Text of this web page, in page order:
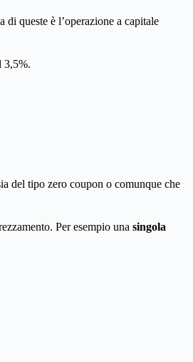
di queste è l’operazione a capitale
3,5%.
del tipo zero coupon o comunque che
Per esempio una singola